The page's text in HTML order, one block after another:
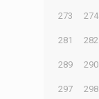
273 274
281 282
289 290
297 298